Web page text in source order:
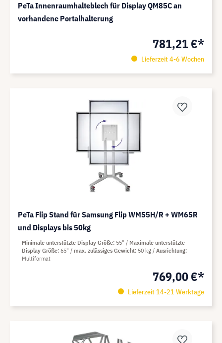
PeTa Innenraumhalteblech für Display QM85C an
vorhandene Portalhalterung
781,21 €*
Lieferzeit 4-6 Wochen
PeTa Flip Stand für Samsung Flip WM55H/R + WM65R
und Displays bis 50kg
769,00 €*
Lieferzeit 14-21 Werktage
Minimale unterstützte Display Größe 55"
Maximale unterstützte
Display Größe 65" max. zulässiges Gewicht 50 kg
Ausrichtung
Multiformat